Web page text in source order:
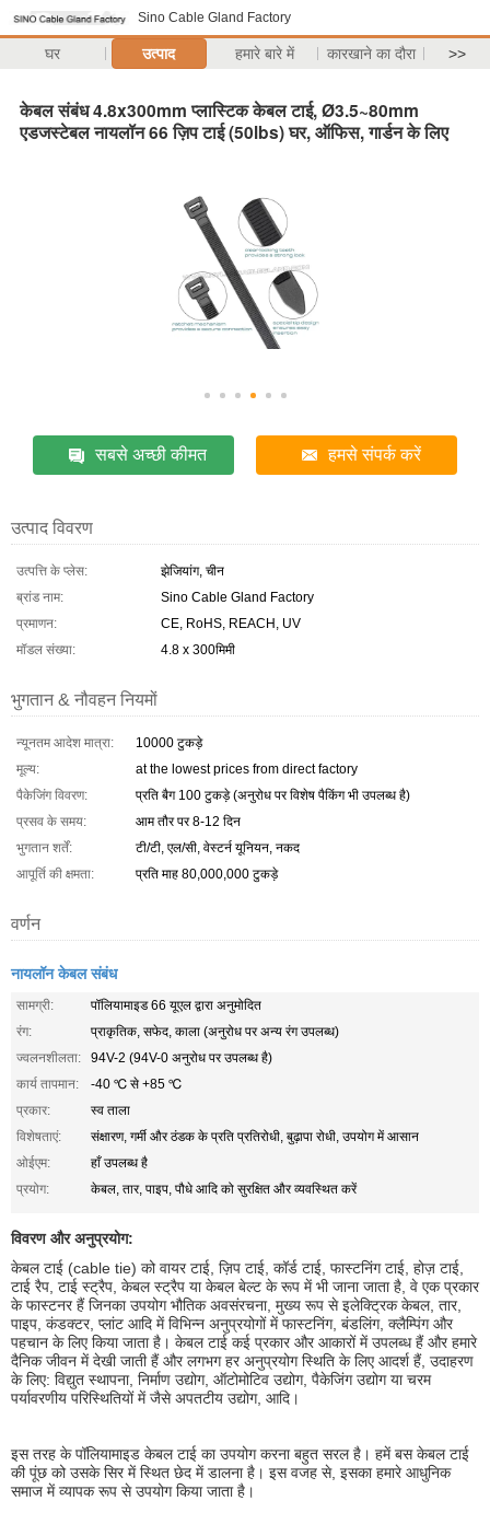
Sino Cable Gland Factory
घर उत्पाद हमारे बारे में कारखाने का दौरा >>
केबल संबंध 4.8x300mm प्लास्टिक केबल टाई, Ø3.5~80mm
एडजस्टेबल नायलॉन 66 ज़िप टाई (50lbs) घर, ऑफिस, गार्डन के लिए
सबसे अच्छी कीमत हमसे संपर्क करें
उत्पाद विवरण
उत्पत्ति के प्लेस:
झेजियांग, चीन
ब्रांड नाम:
Sino Cable Gland Factory
प्रमाणन:
CE, RoHS, REACH, UV
मॉडल संख्या:
4.8 x 300मिमी
भुगतान & नौवहन नियमों
न्यूनतम आदेश मात्रा:
10000 टुकड़े
मूल्य:
at the lowest prices from direct factory
पैकेजिंग विवरण:
प्रति बैग 100 टुकड़े (अनुरोध पर विशेष पैकिंग भी उपलब्ध है)
प्रसव के समय:
आम तौर पर 8-12 दिन
भुगतान शर्तें:
टी/टी, एल/सी, वेस्टर्न यूनियन, नकद
आपूर्ति की क्षमता:
प्रति माह 80,000,000 टुकड़े
वर्णन
नायलॉन केबल संबंध
सामग्री:
पॉलियामाइड 66 यूएल द्वारा अनुमोदित
रंग:
प्राकृतिक, सफेद, काला (अनुरोध पर अन्य रंग उपलब्ध)
ज्वलनशीलता:
94V-2 (94V-0 अनुरोध पर उपलब्ध है)
कार्य तापमान:
-40 ℃ से +85 ℃
प्रकार:
स्व ताला
विशेषताएं:
संक्षारण, गर्मी और ठंडक के प्रति प्रतिरोधी, बुढ़ापा रोधी, उपयोग में आसान
ओईएम:
हाँ उपलब्ध है
प्रयोग:
केबल, तार, पाइप, पौधे आदि को सुरक्षित और व्यवस्थित करें
विवरण और अनुप्रयोग:
केबल टाई (cable tie) को वायर टाई, ज़िप टाई, कॉर्ड टाई, फास्टनिंग टाई, होज़ टाई,
टाई रैप, टाई स्ट्रैप, केबल स्ट्रैप या केबल बेल्ट के रूप में भी जाना जाता है, वे एक प्रकार
के फास्टनर हैं जिनका उपयोग भौतिक अवसंरचना, मुख्य रूप से इलेक्ट्रिक केबल, तार,
पाइप, कंडक्टर, प्लांट आदि में विभिन्न अनुप्रयोगों में फास्टनिंग, बंडलिंग, क्लैम्पिंग और
पहचान के लिए किया जाता है। केबल टाई कई प्रकार और आकारों में उपलब्ध हैं और हमारे
दैनिक जीवन में देखी जाती हैं और लगभग हर अनुप्रयोग स्थिति के लिए आदर्श हैं, उदाहरण
के लिए: विद्युत स्थापना, निर्माण उद्योग, ऑटोमोटिव उद्योग, पैकेजिंग उद्योग या चरम
पर्यावरणीय परिस्थितियों में जैसे अपतटीय उद्योग, आदि।
इस तरह के पॉलियामाइड केबल टाई का उपयोग करना बहुत सरल है। हमें बस केबल टाई
की पूंछ को उसके सिर में स्थित छेद में डालना है। इस वजह से, इसका हमारे आधुनिक
समाज में व्यापक रूप से उपयोग किया जाता है।